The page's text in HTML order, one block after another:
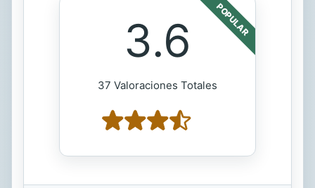
POPULAR
3.6
37 Valoraciones Totales